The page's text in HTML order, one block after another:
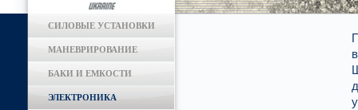
СИЛОВЫЕ УСТАНОВКИ
МАНЕВРИРОВАНИЕ
БАКИ И ЕМКОСТИ
ЭЛЕКТРОНИКА